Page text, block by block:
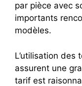
par pièce avec
importants
modèles.
L’utilisation des
assurent une
tarif est